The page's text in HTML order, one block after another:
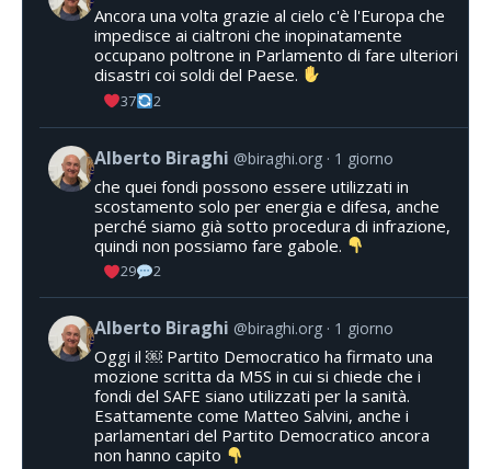
Ancora una volta grazie al cielo c'è l'Europa che
impedisce ai cialtroni che inopinatamente
occupano poltrone in Parlamento di fare ulteriori
disastri coi soldi del Paese.
37 2
Alberto Biraghi @biraghi.org 1 giorno
che quei fondi possono essere utilizzati in
scostamento solo per energia e difesa, anche
perché siamo già sotto procedura di infrazione,
quindi non possiamo fare gabole.
29 2
Alberto Biraghi @biraghi.org 1 giorno
Oggi il ￼ Partito Democratico ha firmato una
mozione scritta da M5S in cui si chiede che i
fondi del SAFE siano utilizzati per la sanità.
Esattamente come Matteo Salvini, anche i
parlamentari del Partito Democratico ancora
non hanno capito